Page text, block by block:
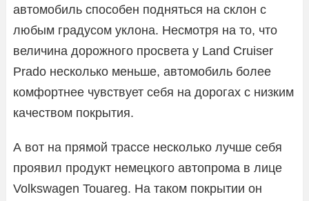
автомобиль способен подняться на склон с
любым градусом уклона. Несмотря на то, что
величина дорожного просвета у Land Cruiser
Prado несколько меньше, автомобиль более
комфортнее чувствует себя на дорогах с низким
качеством покрытия.
А вот на прямой трассе несколько лучше себя
проявил продукт немецкого автопрома в лице
Volkswagen Touareg. На таком покрытии он